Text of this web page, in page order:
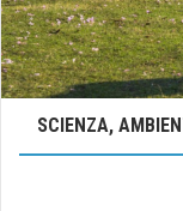
SCIENZA,